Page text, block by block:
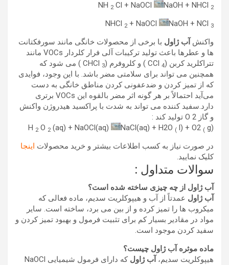
NH 2 Cl + NaOCl NaOH + NHCl 2
NHCl 2 + NaOCl NaOH + NCl 3
واکنش آب ژاول با برخی از محصولات خانگی مانند سورفکتانت
ها و عطرها باعث تولید ترکیبات آلی فرار کلردار VOCs مانند
تتراکلرید کربن (CCl4 ) و کلروفرم (CHCl3
) می شود که
همچنین می تواند برای سلامتی مضر باشد. با این وجود، فوایدی
که از تمیز کردن و ضدعفونی کردن مناطق خانگی به دست
می‌آید احتمالاً بر هر گونه اثر مضر بالقوه این VOCs برتری
دارد.سفید کننده می تواند به شدت با پراکسید هیدروژن واکنش
و گاز O 2 تولید کند :
H 2 O 2 (aq) + NaOCl(aq) NaCl(aq) + H2O ( l) + O2 ( g)
در صورت نیاز به کسب اطلاعات بیشتر و خرید محصولات اینجا
کلیک نمایید.
سوالات متداول :
آب ژاول از چه چیزی ساخته شده است؟
آب ژاول عمدتاً از آب و هیپوکلریت سدیم، ماده فعالی که
میکروب ها را تمیز کرده و از بین می برد، ساخته است. سایر
مواد در مقادیر بسیار کم برای تثبیت فرمول و بهبود تمیز کردن و
سفید کردن موجود است.
ماده موثره آب ژاول چیست؟
هیپوکلریت سدیم، آب ژاول
که دارای فرمول شیمیایی NaOCl